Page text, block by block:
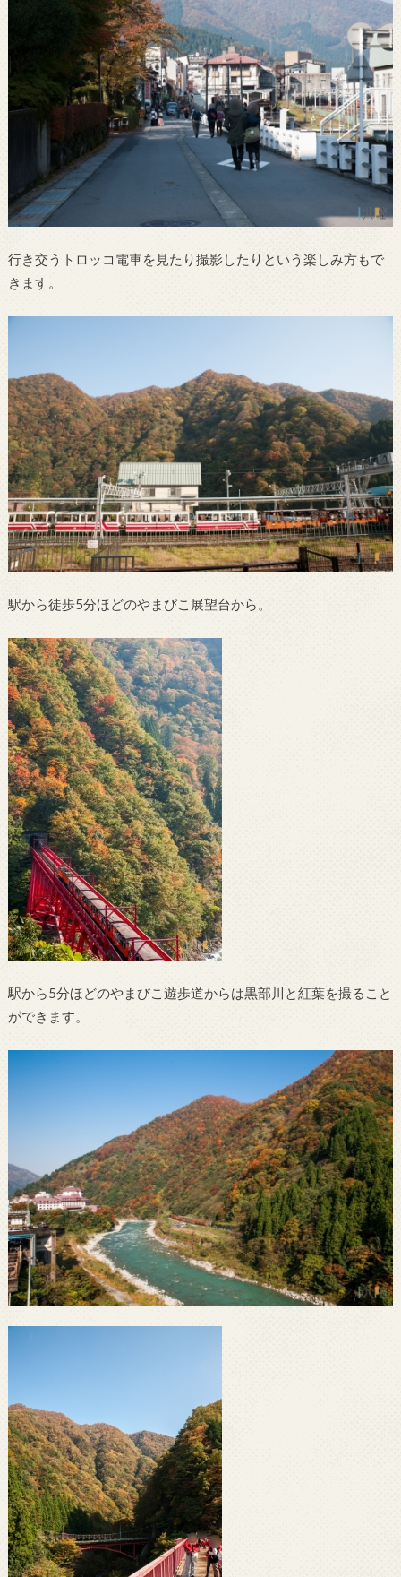
行き交うトロッコ電車を見たり撮影したりという楽しみ方もで
きます。
駅から徒歩5分ほどのやまびこ展望台から。
駅から5分ほどのやまびこ遊歩道からは黒部川と紅葉を撮ること
ができます。